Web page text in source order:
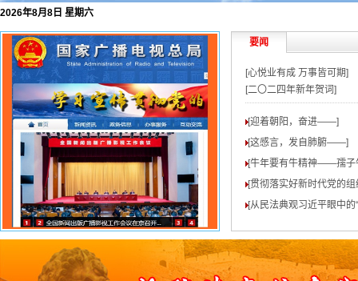
2026年8月8日 星期六
要闻
[心悦业有成 万事皆可期]
[二〇二四年新年贺词]
[迎着朝阳，奋进——]
[这感言，发自肺腑——]
[牛年要有牛精神——孺子
[贯彻落实好新时代党的组
[从民法典观习近平眼中的